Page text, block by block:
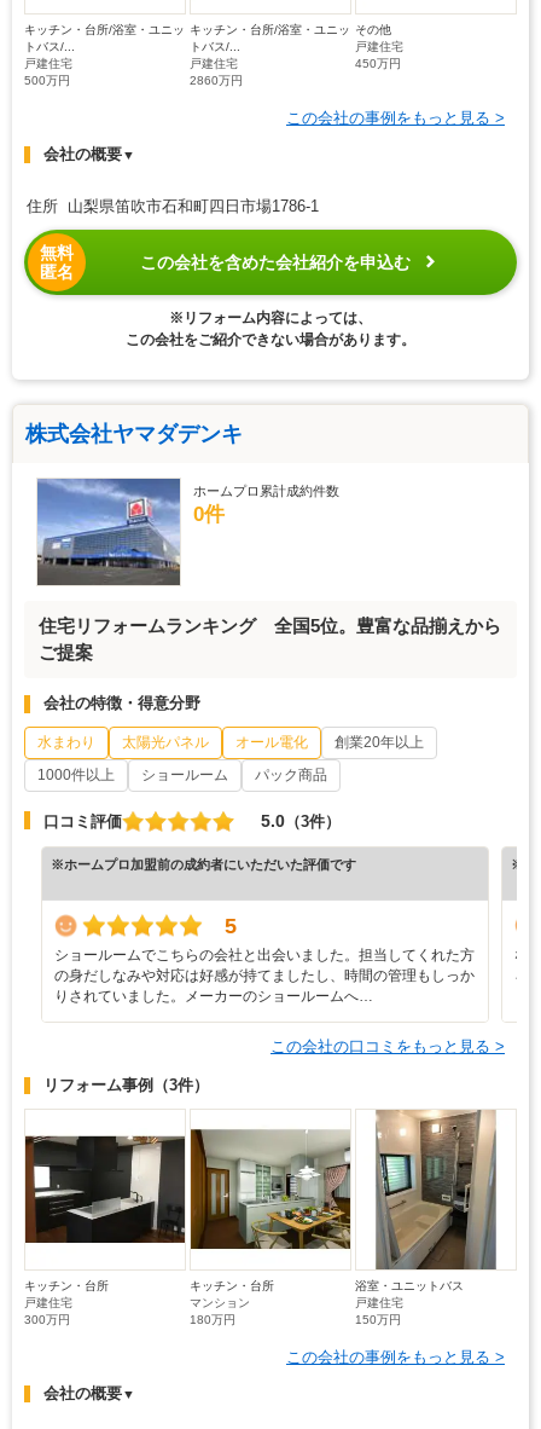
キッチン・台所/浴室・ユニッ
トバス/...
戸建住宅
500万円
キッチン・台所/浴室・ユニッ
トバス/...
戸建住宅
2860万円
その他
戸建住宅
450万円
この会社の事例をもっと見る >
会社の概要▼
住所 山梨県笛吹市石和町四日市場1786-1
無料
匿名
この会社を含めた会社紹介を申込む
※リフォーム内容によっては、
この会社をご紹介できない場合があります。
株式会社ヤマダデンキ
ホームプロ累計成約件数
0件
住宅リフォームランキング 全国5位。豊富な品揃えから
ご提案
会社の特徴・得意分野
水まわり 太陽光パネル オール電化
創業20年以上
1000件以上
ショールーム パック商品
口コミ評価 5.0 （3件）
※ホームプロ加盟前の成約者にいただいた評価です
5
ショールームでこちらの会社と出会いました。担当してくれた方
の身だしなみや対応は好感が持てましたし、時間の管理もしっか
りされていました。メーカーのショールームへ…
※ホ
な
ろ
この会社の口コミをもっと見る >
リフォーム事例 （3件）
キッチン・台所
戸建住宅
300万円
キッチン・台所
マンション
180万円
浴室・ユニットバス
戸建住宅
150万円
この会社の事例をもっと見る >
会社の概要▼